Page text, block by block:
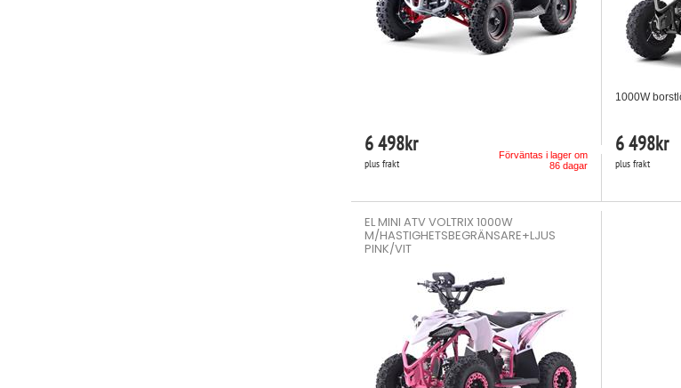
6 498kr
plus frakt
Förväntas i lager om
86 dagar
1000W
6 498kr
plus frakt
EL MINI ATV VOLTRIX 1000W
M/HASTIGHETSBEGRÄNSARE+LJUS
PINK/VIT